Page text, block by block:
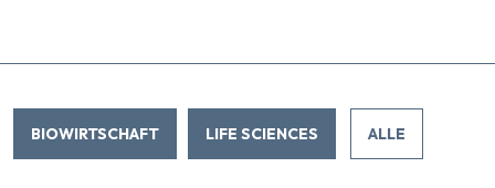
BIOWIRTSCHAFT LIFE SCIENCES ALLE